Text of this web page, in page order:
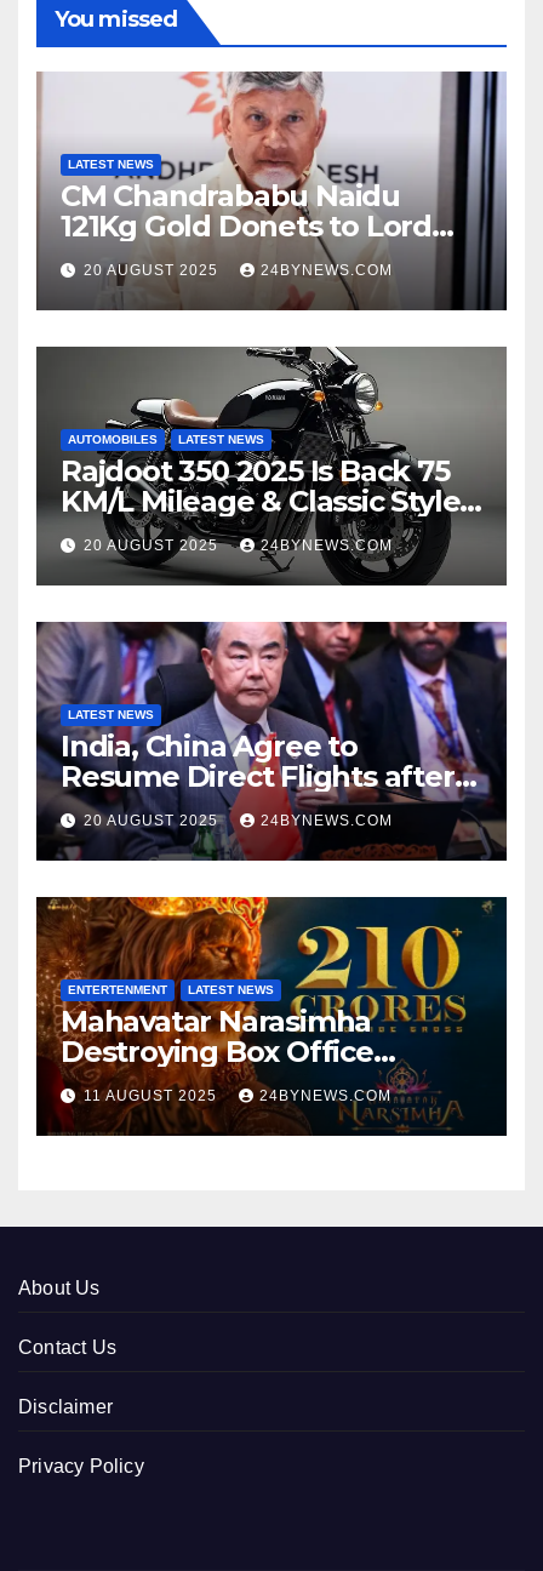
You missed
LATEST NEWS
CM Chandrababu Naidu
121Kg Gold Donets to Lord
Venkateswara TTD
20 AUGUST 2025 24BYNEWS.COM
AUTOMOBILES LATEST NEWS
Rajdoot 350 2025 Is Back 75
KM/L Mileage & Classic Style
at Just ₹65,000
20 AUGUST 2025 24BYNEWS.COM
LATEST NEWS
India, China Agree to
Resume Direct Flights after
four years, Boost Business
Ties
20 AUGUST 2025 24BYNEWS.COM
ENTERTENMENT LATEST NEWS
Mahavatar Narasimha
Destroying Box Office
collections 300cr World wide
11 AUGUST 2025 24BYNEWS.COM
About Us
Contact Us
Disclaimer
Privacy Policy